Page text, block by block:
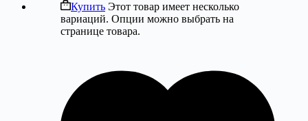
Купить Этот товар имеет несколько
вариаций. Опции можно выбрать на
странице товара.